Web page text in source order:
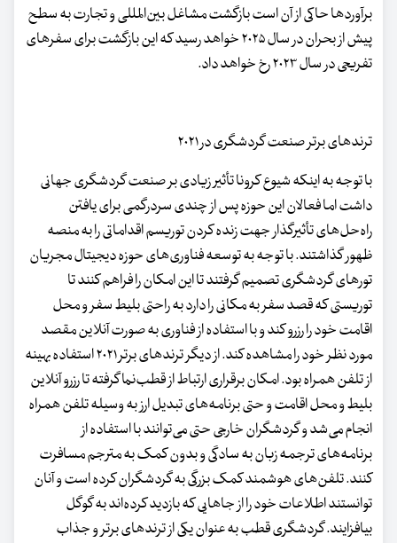
برآوردها حاکی از آن است بازگشت مشاغل بین‌المللی و تجارت به سطح
پیش از بحران در سال ۲۰۲۵ خواهد رسید که این بازگشت برای سفرهای
تفریحی در سال ۲۰۲۳ رخ خواهد داد.
ترندهای برتر صنعت گردشگری در ۲۰۲۱
با توجه به اینکه شیوع کرونا تأثیر زیادی بر صنعت گردشگری جهانی
داشت اما فعالان این حوزه پس از چندی سردرگمی برای یافتن
راه‌حل‌های تأثیرگذار جهت زنده کردن توریسم اقداماتی را به منصه
ظهور گذاشتند. با توجه به توسعه فناوری‌های حوزه دیجیتال مجریان
تورهای گردشگری تصمیم گرفتند تا این امکان را فراهم کنند تا
توریستی که قصد سفر به مکانی را دارد به راحتی بلیط سفر و محل
اقامت خود را رزرو کند و با استفاده از فناوری به صورت آنلاین مقصد
مورد نظر خود را مشاهده کند. از دیگر ترندهای برتر ۲۰۲۱ استفاده بهینه
از تلفن همراه بود. امکان برقراری ارتباط از قطب‌نما گرفته تا رزرو آنلاین
بلیط و محل اقامت و حتی برنامه‌های تبدیل ارز به وسیله تلفن همراه
انجام می‌شد و گردشگران خارجی حتی می‌توانند با استفاده از
برنامه‌های ترجمه زبان به سادگی و بدون کمک به مترجم مسافرت
کنند. تلفن‌های هوشمند کمک بزرگی به گردشگران کرده است و آنان
توانستند اطلاعات خود را از جاهایی که بازدید کرده‌اند به گوگل
بیافزایند. گردشگری قطب به عنوان یکی از ترندهای برتر و جذاب